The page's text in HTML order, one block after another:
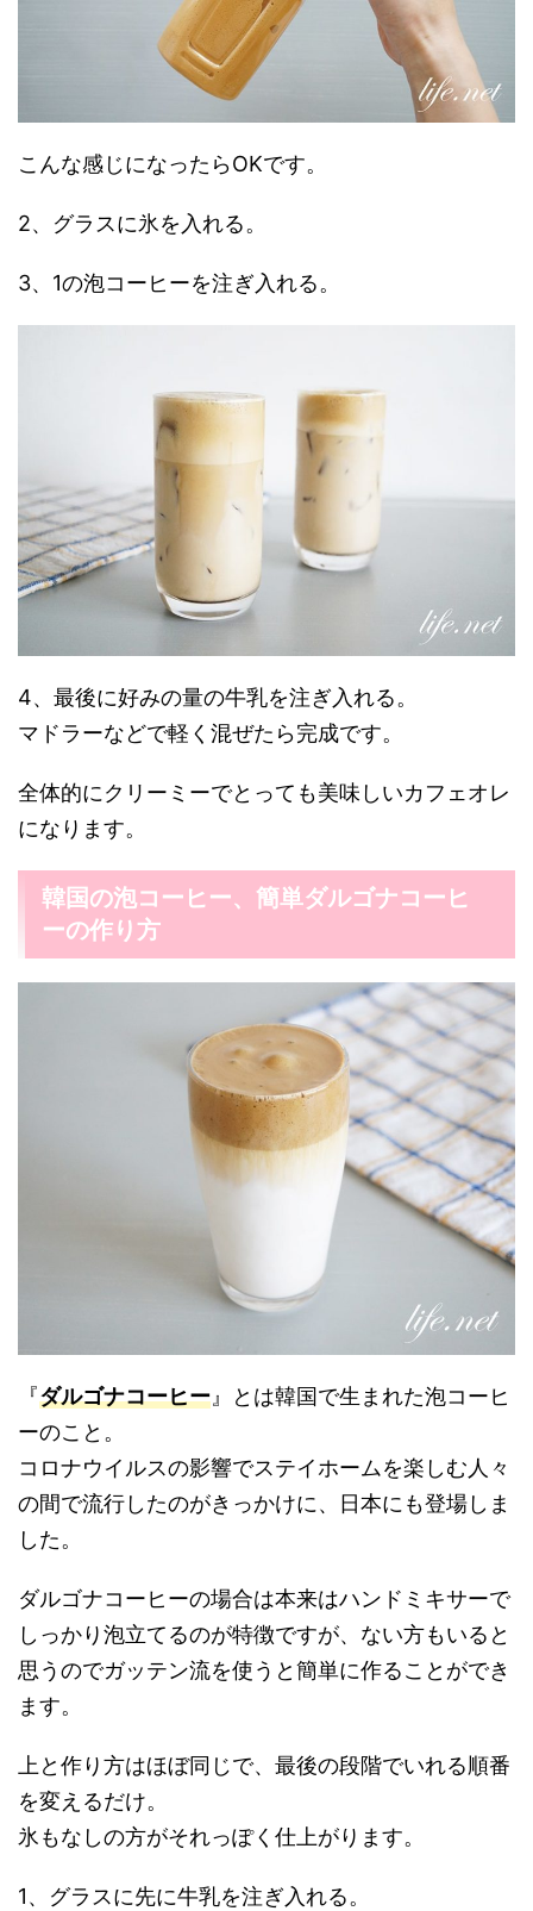
こんな感じになったらOKです。
2、グラスに氷を入れる。
3、1の泡コーヒーを注ぎ入れる。
4、最後に好みの量の牛乳を注ぎ入れる。
マドラーなどで軽く混ぜたら完成です。
全体的にクリーミーでとっても美味しいカフェオレ
になります。
韓国の泡コーヒー、簡単ダルゴナコーヒ
ーの作り方
『ダルゴナコーヒー』とは韓国で生まれた泡コーヒ
ーのこと。
コロナウイルスの影響でステイホームを楽しむ人々
の間で流行したのがきっかけに、日本にも登場しま
した。
ダルゴナコーヒーの場合は本来はハンドミキサーで
しっかり泡立てるのが特徴ですが、ない方もいると
思うのでガッテン流を使うと簡単に作ることができ
ます。
上と作り方はほぼ同じで、最後の段階でいれる順番
を変えるだけ。
氷もなしの方がそれっぽく仕上がります。
1、グラスに先に牛乳を注ぎ入れる。